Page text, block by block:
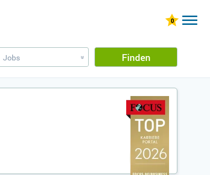
Jobs » Finden